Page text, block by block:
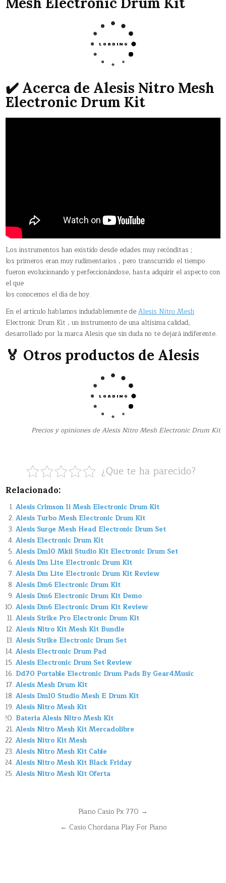
✔️ Acerca de Alesis Nitro Mesh
Electronic Drum Kit
Los instrumentos han existido desde edades muy recónditas ;
los primeros eran muy rudimentarios , pero transcurrido el tiempo
fueron evolucionando y perfeccionándose, hasta adquirir el aspecto con
el que
los conocemos el día de hoy.
En el artículo hablamos indudablemente deAlesis Nitro Mesh
Electronic Drum Kit , un instrumento de una altísima calidad,
desarrollado por la marca Alesis que sin duda no te dejará indiferente.
🏅 Otros productos de Alesis
Precios y opiniones de Alesis Nitro Mesh Electronic Drum Kit
¿Que te ha parecido?
Relacionado:
Alesis Crimson Ii Mesh Electronic Drum Kit
Alesis Turbo Mesh Electronic Drum Kit
Alesis Surge Mesh Head Electronic Drum Set
Alesis Electronic Drum Kit
Alesis Dm10 Mkii Studio Kit Electronic Drum Set
Alesis Dm Lite Electronic Drum Kit
Alesis Dm Lite Electronic Drum Kit Review
Alesis Dm6 Electronic Drum Kit
Alesis Dm6 Electronic Drum Kit Demo
Alesis Dm6 Electronic Drum Kit Review
Alesis Strike Pro Electronic Drum Kit
Alesis Nitro Kit Mesh Kit Bundle
Alesis Strike Electronic Drum Set
Alesis Electronic Drum Pad
Alesis Electronic Drum Set Review
Dd70 Portable Electronic Drum Pads By Gear4Music
Alesis Mesh Drum Kit
Alesis Dm10 Studio Mesh E Drum Kit
Alesis Nitro Mesh Kit
Bateria Alesis Nitro Mesh Kit
Alesis Nitro Mesh Kit Mercadolibre
Alesis Nitro Kit Mesh
Alesis Nitro Mesh Kit Cable
Alesis Nitro Mesh Kit Black Friday
Alesis Nitro Mesh Kit Oferta
NavegaciónPiano Casio Px 770 →
← Casio Chordana Play For Piano